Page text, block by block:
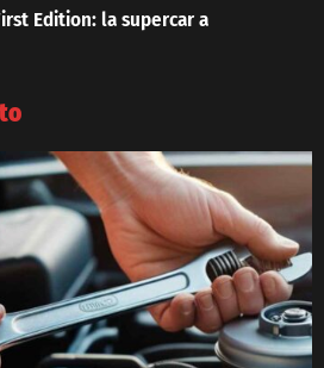
Edition: la supercar a